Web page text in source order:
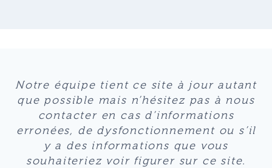
Notre équipe tient ce site à jour autant
que possible mais n’hésitez pas à nous
contacter en cas d’informations
erronées, de dysfonctionnement ou s’il
y a des informations que vous
souhaiteriez voir figurer sur ce site.